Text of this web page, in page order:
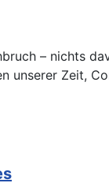
– nichts
unserer Zeit,